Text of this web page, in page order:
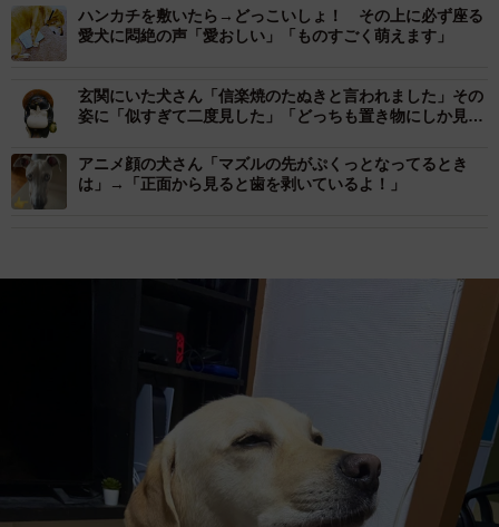
ハンカチを敷いたら→どっこいしょ！ その上に必ず座る
愛犬に悶絶の声「愛おしい」「ものすごく萌えます」
玄関にいた犬さん「信楽焼のたぬきと言われました」その
姿に「似すぎて二度見した」「どっちも置き物にしか見え
アニメ顔の犬さん「マズルの先がぷくっとなってるとき
は」→「正面から見ると歯を剥いているよ！」